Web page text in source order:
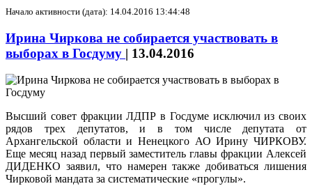
Начало активности (дата): 14.04.2016 13:44:48
Ирина Чиркова не собирается участвовать в
выборах в Госдуму | 13.04.2016
Высший совет фракции ЛДПР в Госдуме исключил из своих
рядов трех депутатов, и в том числе депутата от
Архангельской области и Ненецкого АО Ирину ЧИРКОВУ.
Еще месяц назад первый заместитель главы фракции Алексей
ДИДЕНКО заявил, что намерен также добиваться лишения
Чирковой мандата за систематические «прогулы».